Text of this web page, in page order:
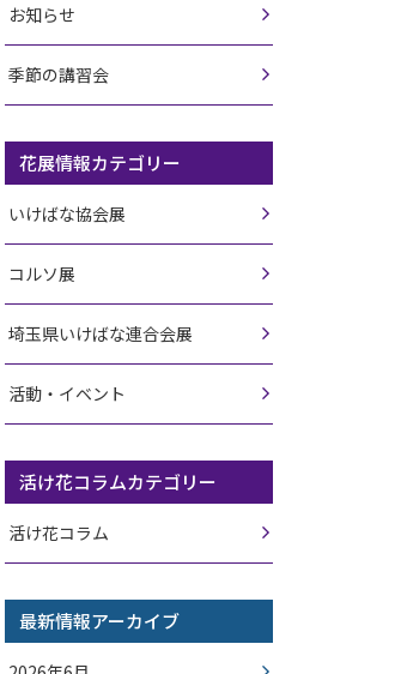
お知らせ
季節の講習会
花展情報カテゴリー
いけばな協会展
コルソ展
埼玉県いけばな連合会展
活動・イベント
活け花コラムカテゴリー
活け花コラム
最新情報アーカイブ